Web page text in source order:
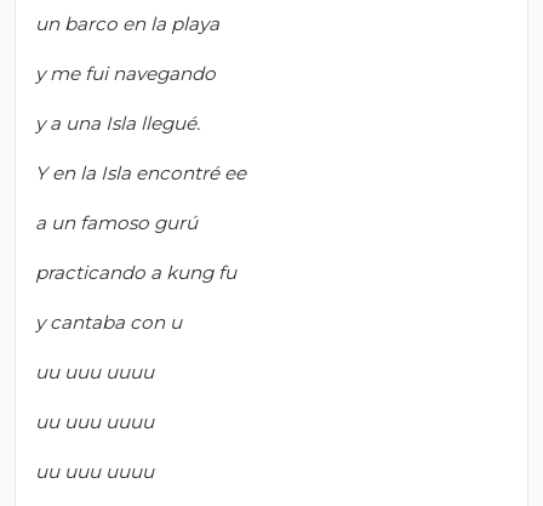
un barco en la playa
y me fui navegando
y a una Isla llegué.
Y en la Isla encontré ee
a un famoso gurú
practicando a kung fu
y cantaba con u
uu uuu uuuu
uu uuu uuuu
uu uuu uuuu